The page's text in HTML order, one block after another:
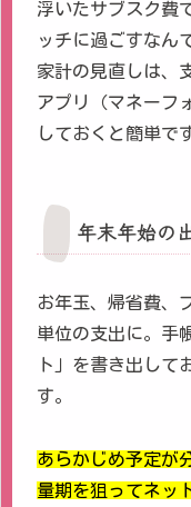
浮いたサブスク費
ッチに過ごすなん
家計の見直しは、
アプリ（マネーフ
しておくと簡単で
年末年始の
お年玉、帰省費、
単位の支出に。手
ト」を書き出して
す。
あらかじめ予定が
量期を狙ってネッ